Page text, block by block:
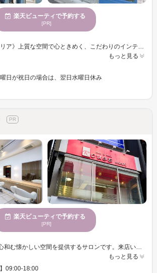
楽天ビューティで予約する
[PR]
《こだわりのインテリア》上質な空間で心ときめく、こだわりのインテリア。贅沢なひとときを。手触り、質感にもこだわったヘアをキレイに魅せるカラーへ導きます♪♪お客様の年代に合わせた、幅広いスタイル提案をお楽しみください。年齢を重ねても美しさを追求する、幅広い年齢層に対応したサロン。
もっと見る
日が祝日の場合は、翌日水曜日休み
楽天ビューティで予約する
[PR]
ROUGE mieuxは、心和む懐かしい空間を提供するサロンです。来店いただくと、自宅のようにリラックスしていただけます。特に、髪の質感を改善することにフォーカスした豊富なトリートメントメニューをご用意しており、あなたの髪の輝きを引き出します。また、エレガントで魅力的な大人の女性に愛されており、さまざまな年齢の方々がお気軽にご利用いただけます。お子様連れも歓迎しており、クレジットカードのご利用も可能です。ROUGE mieuxで、髪の悩みを解消し、新しい自分に出会いましょう。
もっと見る
09:00-18:00